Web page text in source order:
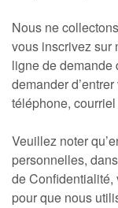
Nous ne
vous inscrivez sur
ligne de demande
demander
téléphone,
Veuillez noter
personnelles,
de Confidentialité,
pour que nous